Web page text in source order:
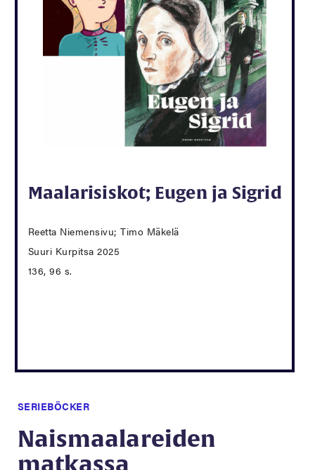
Maalarisiskot; Eugen ja Sigrid
Reetta Niemensivu; Timo Mäkelä
Suuri Kurpitsa 2025
136, 96 s.
SERIEBÖCKER
Naismaalareiden
matkassa